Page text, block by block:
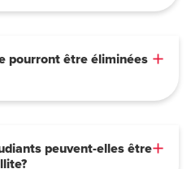
pourront être éliminées
peuvent-elles être